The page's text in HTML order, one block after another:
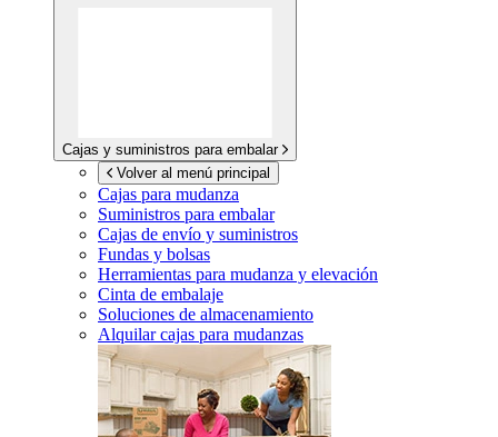
Cajas y suministros para embalar
Volver al menú principal
Cajas para mudanza
Suministros para embalar
Cajas de envío y suministros
Fundas y bolsas
Herramientas para mudanza y elevación
Cinta de embalaje
Soluciones de almacenamiento
Alquilar cajas para mudanzas